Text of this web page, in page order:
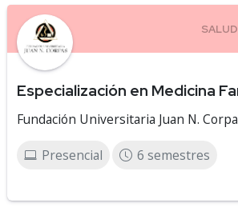
Especialización en Medicina
Fundación Universitaria Juan N.
Presencial 6 semestres